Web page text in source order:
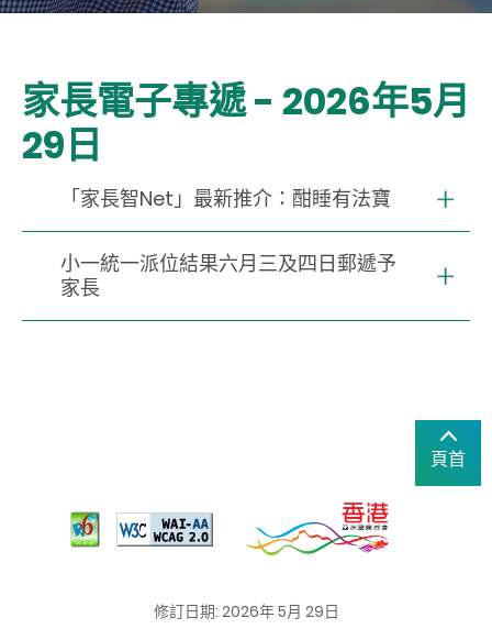
家長電子專遞 - 2026年5月
29日
「家長智Net」最新推介：酣睡有法寶
小一統一派位結果六月三及四日郵遞予
家長
頁首
修訂日期: 2026年 5月 29日